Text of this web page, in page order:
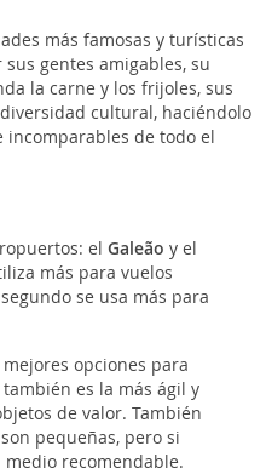
más famosas y turísticas
gentes amigables, su
la carne y los frijoles, sus
cultural, haciéndolo
incomparables de todo el
el Galeão y el
más para vuelos
se usa más para
opciones para
es la más ágil y
de valor. También
pequeñas, pero si
recomendable.